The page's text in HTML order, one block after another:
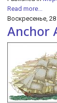
Read more...
Воскресенье,
Anchor